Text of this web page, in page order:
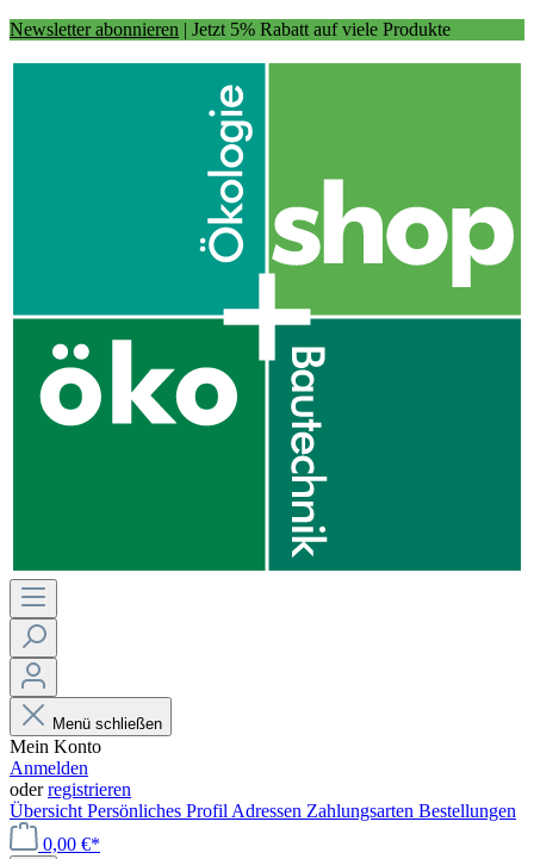
Newsletter abonnieren | Jetzt 5% Rabatt auf viele Produkte
Menü schließen
Mein Konto
Anmelden
oderregistrieren
Übersicht Persönliches Profil Adressen Zahlungsarten Bestellungen
0,00 €*